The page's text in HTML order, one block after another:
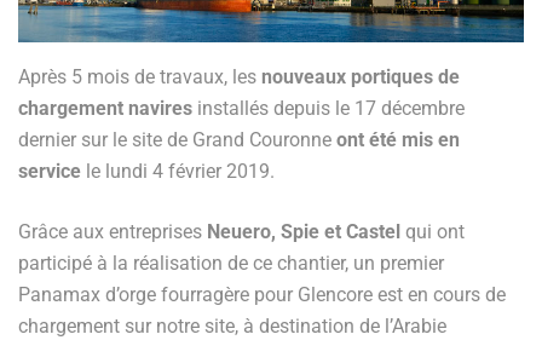
Après 5 mois de travaux, les nouveaux portiques de
chargement navires installés depuis le 17 décembre
dernier sur le site de Grand Couronne ont été mis en
service le lundi 4 février 2019.
Grâce aux entreprises Neuero, Spie et Castel qui ont
participé à la réalisation de ce chantier, un premier
Panamax d’orge fourragère pour Glencore est en cours de
chargement sur notre site, à destination de l’Arabie